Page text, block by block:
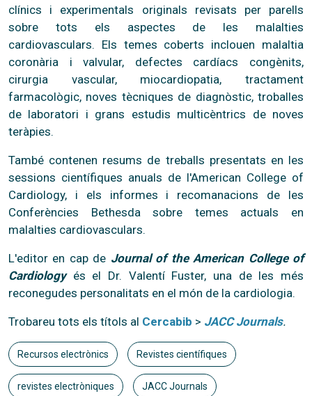
clínics i experimentals originals revisats per parells
sobre tots els aspectes de les malalties
cardiovasculars. Els temes coberts inclouen malaltia
coronària i valvular, defectes cardíacs congènits,
cirurgia vascular, miocardiopatia, tractament
farmacològic, noves tècniques de diagnòstic, troballes
de laboratori i grans estudis multicèntrics de noves
teràpies.
També contenen resums de treballs presentats en les
sessions científiques anuals de l'American College of
Cardiology, i els informes i recomanacions de les
Conferències Bethesda sobre temes actuals en
malalties cardiovasculars.
L'editor en cap de Journal of the American College of
Cardiologyés el Dr. Valentí Fuster, una de les més
reconegudes personalitats en el món de la cardiologia.
Trobareu tots els títols al Cercabib > JACC Journals.
Recursos electrònics Revistes científiques
revistes electròniques JACC Journals